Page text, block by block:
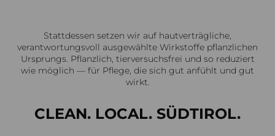
Stattdessen setzen wir auf hautverträgliche,
verantwortungsvoll ausgewählte Wirkstoffe pflanzlichen
Ursprungs. Pflanzlich, tierversuchsfrei und so reduziert
wie möglich — für Pflege, die sich gut anfühlt und gut
wirkt.
CLEAN. LOCAL. SÜDTIROL.